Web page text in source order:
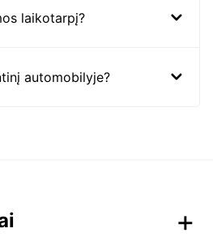
laikotarpį?
automobilyje?